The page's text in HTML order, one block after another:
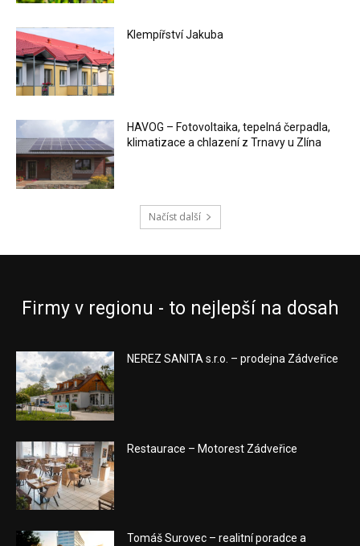
Klempířství Jakuba
HAVOG – Fotovoltaika, tepelná čerpadla,
klimatizace a chlazení z Trnavy u Zlína
Načíst další
Firmy v regionu - to nejlepší na dosah
NEREZ SANITA s.r.o. – prodejna Zádveřice
Restaurace – Motorest Zádveřice
Tomáš Surovec – realitní poradce a